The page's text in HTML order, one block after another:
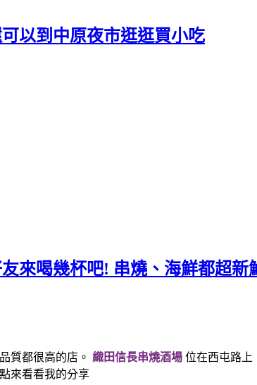
以到中原夜市逛逛買小吃
來喝幾杯吧! 串燒、海鮮都超新
質都很高的店。 織田信長串燒酒場 位在西屯路上
來看看我的分享